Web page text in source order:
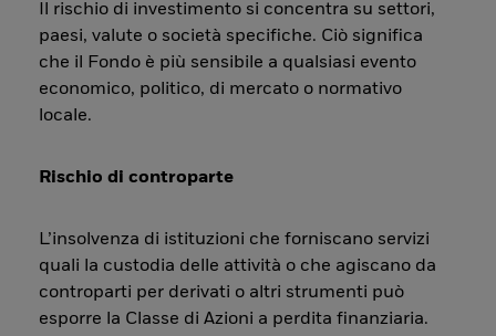
Il rischio di investimento si concentra su settori,
paesi, valute o società specifiche. Ciò significa
che il Fondo è più sensibile a qualsiasi evento
economico, politico, di mercato o normativo
locale.
Rischio di controparte
L’insolvenza di istituzioni che forniscano servizi
quali la custodia delle attività o che agiscano da
controparti per derivati o altri strumenti può
esporre la Classe di Azioni a perdita finanziaria.